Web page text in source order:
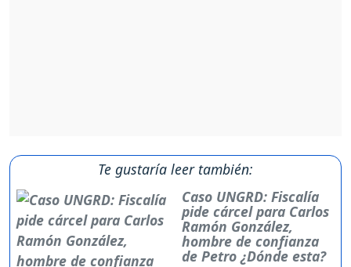
Te gustaría leer también:
Caso UNGRD: Fiscalía
pide cárcel para Carlos
Ramón González,
hombre de confianza
de Petro ¿Dónde esta?